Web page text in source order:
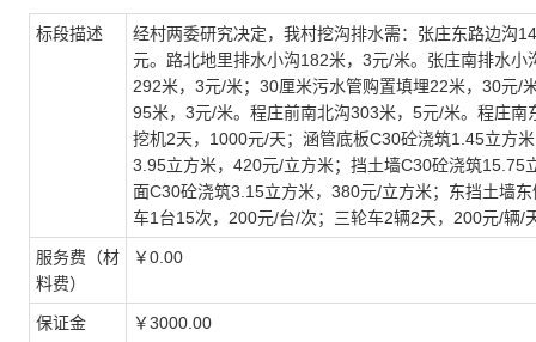
标段描述
经村两委研究决定，我村挖沟排水需：张庄东路边沟
元。路北地里排水小沟182米，3元/米。张庄南排水
292米，3元/米；30厘米污水管购置填埋22米，30元/
95米，3元/米。程庄前南北沟303米，5元/米。程庄
挖机2天，1000元/天；涵管底板C30砼浇筑1.45立方
3.95立方米，420元/立方米；挡土墙C30砼浇筑
面C30砼浇筑3.15立方米，380元/立方米；东挡土墙
车1台15次，200元/台/次；三轮车2辆2天，200元/辆/
服务费（材
料费）
￥0.00
保证金 ￥3000.00